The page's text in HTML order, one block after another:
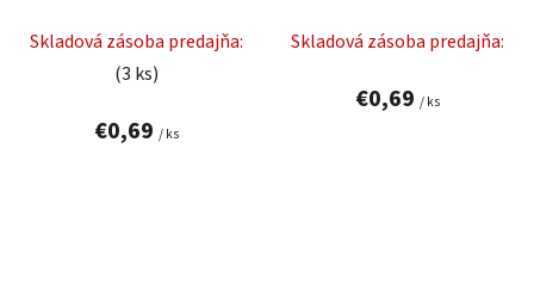
plastová
Skladová zásoba predajňa:
(3 ks)
€0,69 / ks
plastová
Skladová zásoba predajňa:
€0,69 / ks